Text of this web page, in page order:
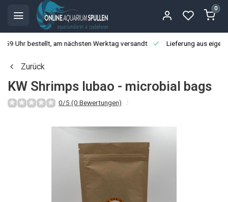
0
Uhr bestellt, am nächsten Werktag versandt Lieferung aus
Zurück
KW Shrimps lubao - microbial bags
0/5 (0 Bewertungen)